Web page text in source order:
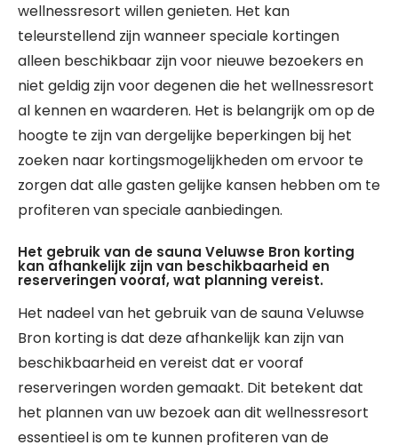
wellnessresort willen genieten. Het kan
teleurstellend zijn wanneer speciale kortingen
alleen beschikbaar zijn voor nieuwe bezoekers en
niet geldig zijn voor degenen die het wellnessresort
al kennen en waarderen. Het is belangrijk om op de
hoogte te zijn van dergelijke beperkingen bij het
zoeken naar kortingsmogelijkheden om ervoor te
zorgen dat alle gasten gelijke kansen hebben om te
profiteren van speciale aanbiedingen.
Het gebruik van de sauna Veluwse Bron korting
kan afhankelijk zijn van beschikbaarheid en
reserveringen vooraf, wat planning vereist.
Het nadeel van het gebruik van de sauna Veluwse
Bron korting is dat deze afhankelijk kan zijn van
beschikbaarheid en vereist dat er vooraf
reserveringen worden gemaakt. Dit betekent dat
het plannen van uw bezoek aan dit wellnessresort
essentieel is om te kunnen profiteren van de